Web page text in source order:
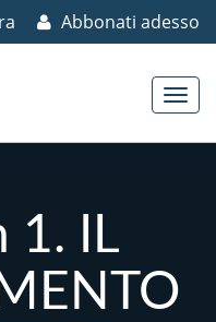
Abbonati adesso
1. IL